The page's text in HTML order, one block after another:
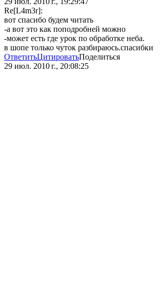
Re[L4m3r]:
вот спасибо будем читать
-а вот это как поподробней можно
-может есть где урок по обработке неба.
в шопе только чуток разбираюсь.спасибки
ОтветитьЦитироватьПоделиться
29 июл. 2010 г., 20:08:25